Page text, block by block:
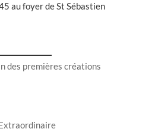
au foyer de St Sébastien
des premières créations